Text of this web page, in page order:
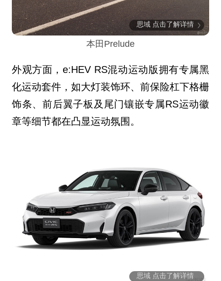
思域 点击了解详情
本田Prelude
外观方面，e:HEV RS混动运动版拥有专属黑
化运动套件，如大灯装饰环、前保险杠下格栅
饰条、前后翼子板及尾门镶嵌专属RS运动徽
章等细节都在凸显运动氛围。
思域 点击了解详情